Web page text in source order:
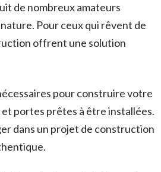
de nombreux amateurs
Pour ceux qui rêvent de
offrent une solution
pour construire votre
portes prêtes à être installées.
dans un projet de construction